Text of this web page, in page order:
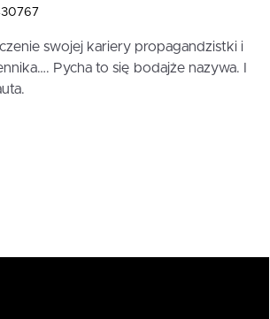
swojej kariery propagandzistki i
Pycha to się bodajże nazywa. I